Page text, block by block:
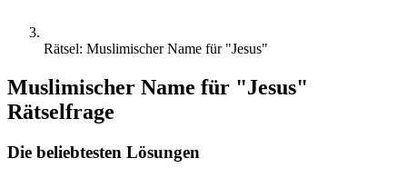
Rätsel: Muslimischer Name für "Jesus"
Muslimischer Name für "Jesus"
Rätselfrage
Die beliebtesten Lösungen